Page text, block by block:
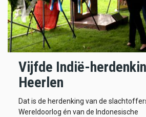
Vijfde Indië-
Heerlen
Dat is de herdenking van de
Wereldoorlog én van de Indonesische